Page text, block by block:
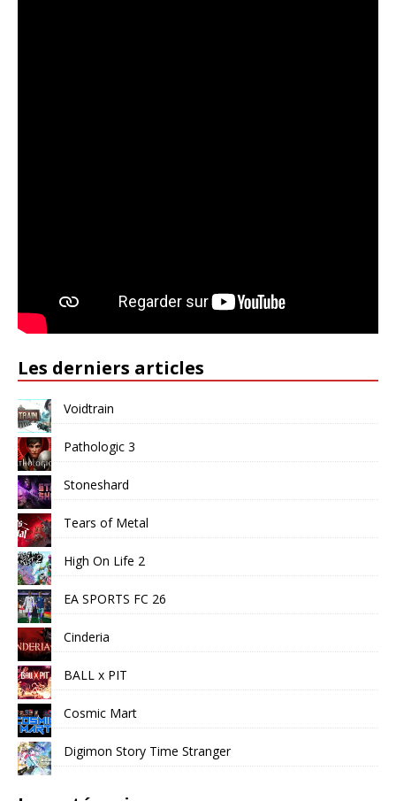
Les derniers articles
Voidtrain
Pathologic 3
Stoneshard
Tears of Metal
High On Life 2
EA SPORTS FC 26
Cinderia
BALL x PIT
Cosmic Mart
Digimon Story Time Stranger